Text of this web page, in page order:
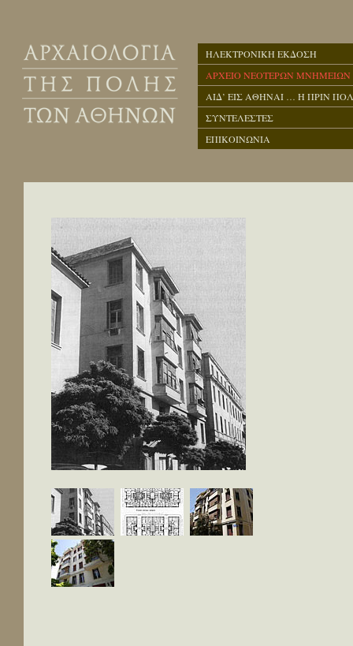
ΗΛΕΚΤΡΟΝΙΚΗ ΕΚΔΟΣΗ
ΑΡΧΕΙΟ ΝΕΟΤΕΡΩΝ ΜΝΗΜΕΙΩΝ
ΑΙΔ’ ΕΙΣ ΑΘΗΝΑΙ … Η ΠΡΙΝ
ΣΥΝΤΕΛΕΣΤΕΣ
ΕΠΙΚΟΙΝΩΝΙΑ